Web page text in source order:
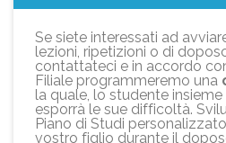
Se siete interessati ad
lezioni, ripetizioni o di
contattateci e in accordo
Filiale programmeremo una
la quale, lo studente insieme
esporrà le sue difficoltà.
Piano di Studi
vostro figlio durante il